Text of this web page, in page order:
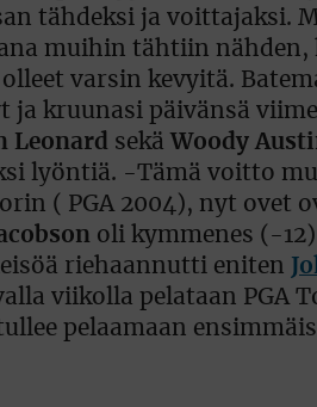
tähdeksi ja voittajaksi.
muihin tähtiin nähden,
varsin kevyitä.
kruunasi päivänsä
Leonard sekä Woody
lyöntiä. -Tämä voitto
( PGA 2004), nyt ovet
oli kymmenes (-
riehaannutti eniten
viikolla pelataan PGA
pelaamaan